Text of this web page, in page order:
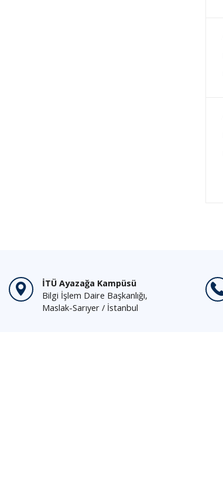
HIZLI PROTOTİPLEME VE METAL İŞLEME LABORATUARI
İTÜ Ayazağa Kampüsü
Bilgi İşlem Daire Başkanlığı,
Maslak-Sarıyer / İstanbul